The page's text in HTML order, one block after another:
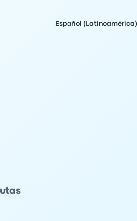
Español (Latinoamérica)